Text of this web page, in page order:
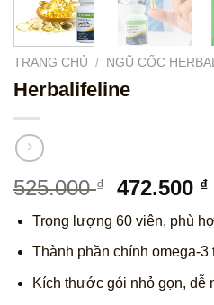
TRANG CHỦ / NGŨ CỐC
Herbalifeline
525.000₫
Giá
gốc
là:
525.000
472.500 ₫
Trọng lượng 60 viên, phù
Thành phần chính omega-3
Kích thước gói nhỏ gọn, dễ